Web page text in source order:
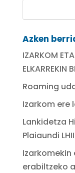
Azken
IZARKOM
ELKARREKIN
Roaming
Izarkom ere
Lankidetza
Plaiaundi
Izarkomekin
erabiltzeko